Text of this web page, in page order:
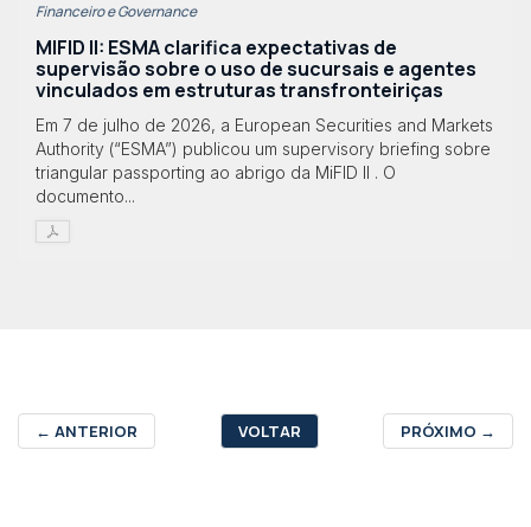
Financeiro e Governance
MIFID II: ESMA clarifica expectativas de
supervisão sobre o uso de sucursais e agentes
vinculados em estruturas transfronteiriças
Em 7 de julho de 2026, a European Securities and Markets
Authority (“ESMA”) publicou um supervisory briefing sobre
triangular passporting ao abrigo da MiFID II . O
documento...
← ANTERIOR VOLTAR PRÓXIMO →